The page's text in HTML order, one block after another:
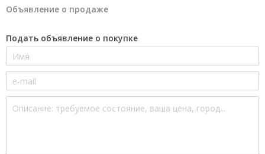
Объявление о продаже
Подать объявление о покупке